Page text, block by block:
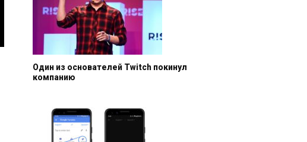
Один из основателей Twitch покинул
компанию